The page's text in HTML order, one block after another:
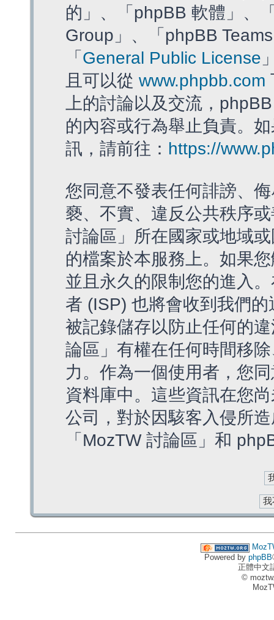
的」、「phpBB 軟體」、
Group」、「phpBB
「 General Public License
且可以從 www.phpbb.com
上的討論以及交流，
的內容或行為舉止負責。
訊，請前往： https://
您同意不發表任何誹謗、
褻、不實、違反公共秩序
討論區」所在國家或地域
的檔案於本服務上。如果
並且永久的限制您的進入
者 (ISP) 也將會收到我們
被記錄儲存以防止任何的
論區」有權在任何時間移
力。作為一個使用者，您
資料庫中。這些資訊在您
公司，對於因駭客入侵所
「MozTW 討論區」和
Powered by phpBB
正體中文
©